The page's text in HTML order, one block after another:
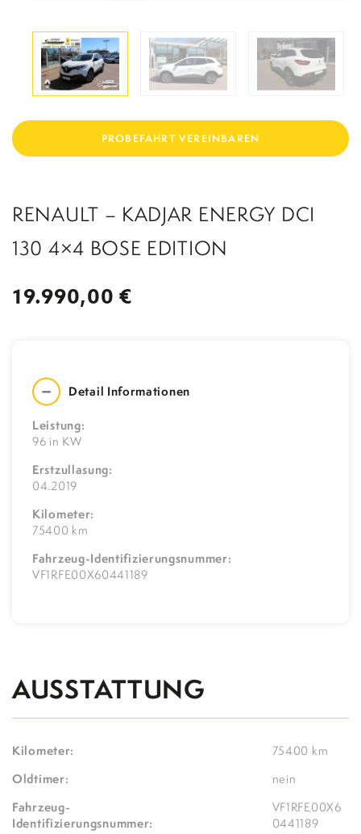
WERKSTATTERSATZFAHRZEUG
STADELPOWER TUNING
TEILE
KONTAKT
PROBEFAHRT VEREINBAREN
RENAULT – KADJAR ENERGY DCI
130 4×4 BOSE EDITION
19.990,00 €
Detail Informationen
Leistung:
96 in KW
Erstzullasung:
04.2019
Kilometer:
75400 km
Fahrzeug-Identifizierungsnummer:
VF1RFE00X60441189
AUSSTATTUNG
Kilometer: 75400 km
Oldtimer: nein
Fahrzeug-
Identifizierungsnummer:
VF1RFE00X6
0441189
BERATUNGSGESPR
ÄCH